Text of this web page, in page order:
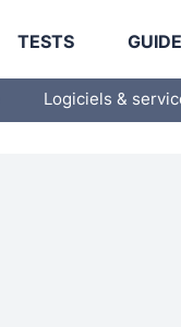
TESTS
Logiciels &